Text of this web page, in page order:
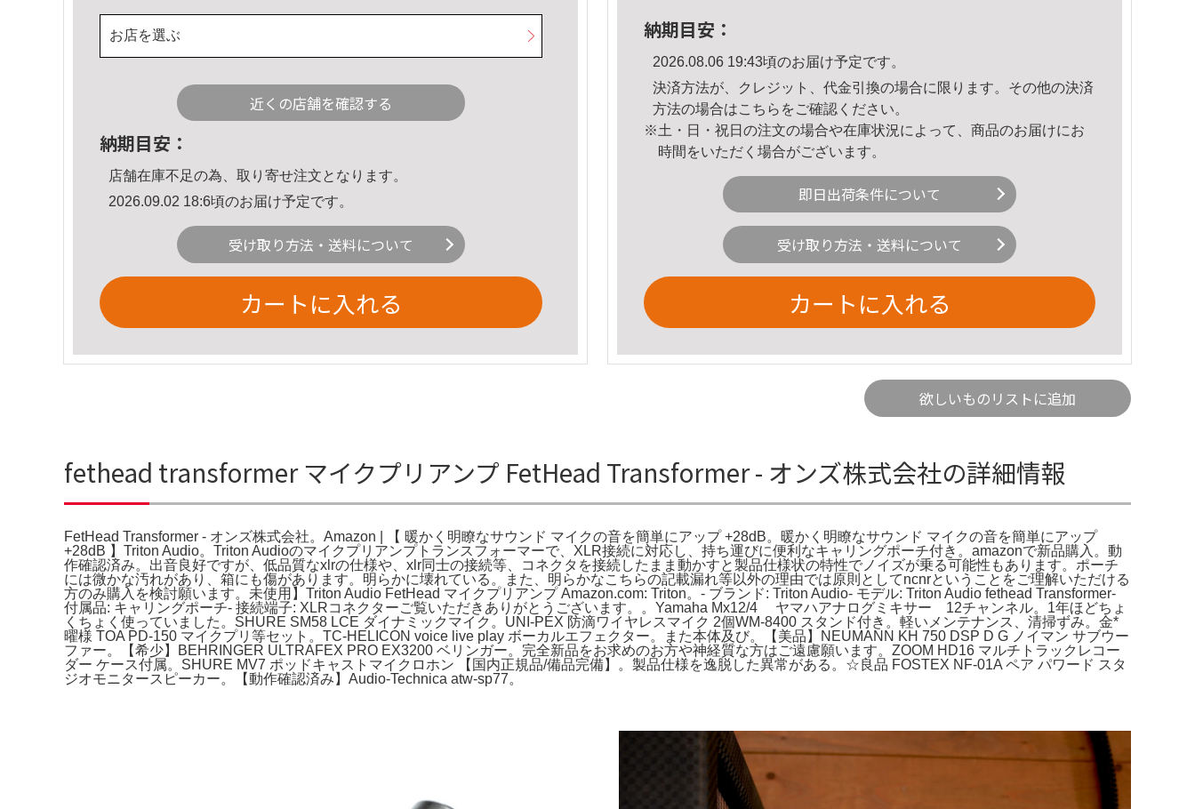
お店を選ぶ
近くの店舗を確認する
納期目安：
店舗在庫不足の為、取り寄せ注文となります。
2026.09.02 18:6頃のお届け予定です。
受け取り方法・送料について
カートに入れる
納期目安：
2026.08.06 19:43頃のお届け予定です。
決済方法が、クレジット、代金引換の場合に限ります。その他の決済
方法の場合はこちら をご確認ください。
※土・日・祝日の注文の場合や在庫状況によって、商品のお届けにお
時間をいただく場合がございます。
即日出荷条件について
受け取り方法・送料について
カートに入れる
欲しいものリストに追加
fethead transformer マイクプリアンプ FetHead Transformer - オンズ株式会社の詳細情報
FetHead Transformer - オンズ株式会社。Amazon | 【 暖かく明瞭なサウンド マイクの音を簡単にアップ +28dB。暖かく明瞭なサウンド マイクの音を簡単にアップ
+28dB 】Triton Audio。Triton Audioのマイクプリアンプトランスフォーマーで、XLR接続に対応し、持ち運びに便利なキャリングポーチ付き。amazonで新品購入。動
作確認済み。出音良好ですが、低品質なxlrの仕様や、xlr同士の接続等、コネクタを接続したまま動かすと製品仕様状の特性でノイズが乗る可能性もあります。ポーチ
には微かな汚れがあり、箱にも傷があります。明らかに壊れている。また、明らかなこちらの記載漏れ等以外の理由では原則としてncnrということをご理解いただける
方のみ購入を検討願います。未使用】Triton Audio FetHead マイクプリアンプ Amazon.com: Triton。- ブランド: Triton Audio- モデル: Triton Audio fethead Transformer-
付属品: キャリングポーチ- 接続端子: XLRコネクターご覧いただきありがとうございます。。Yamaha Mx12/4 ヤマハアナログミキサー 12チャンネル。1年ほどちょ
くちょく使っていました。SHURE SM58 LCE ダイナミックマイク。UNI-PEX 防滴ワイヤレスマイク 2個WM-8400 スタンド付き。軽いメンテナンス、清掃ずみ。金*
曜様 TOA PD-150 マイクプリ等セット。TC-HELICON voice live play ボーカルエフェクター。また本体及び。【美品】NEUMANN KH 750 DSP D G ノイマン サブウー
ファー。【希少】BEHRINGER ULTRAFEX PRO EX3200 ベリンガー。完全新品をお求めのお方や神経質な方はご遠慮願います。ZOOM HD16 マルチトラックレコー
ダー ケース付属。SHURE MV7 ポッドキャストマイクロホン 【国内正規品/備品完備】。製品仕様を逸脱した異常がある。☆良品 FOSTEX NF-01A ペア パワード スタ
ジオモニタースピーカー。【動作確認済み】Audio-Technica atw-sp77。